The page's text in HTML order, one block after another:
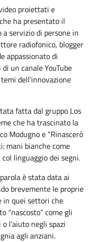
proiettati e
ha presentato il
a servizio di persone in
radiofonico, blogger
appassionato di
un canale YouTube
dell’innovazione
fatta dal gruppo Los
che ha trascinato la
Modugno e “Rinascerò
mani bianche come
linguaggio dei segni.
è stata data ai
brevemente le proprie
in quei settori che
“nascosto” come gli
l’aiuto negli spazi
agli anziani.